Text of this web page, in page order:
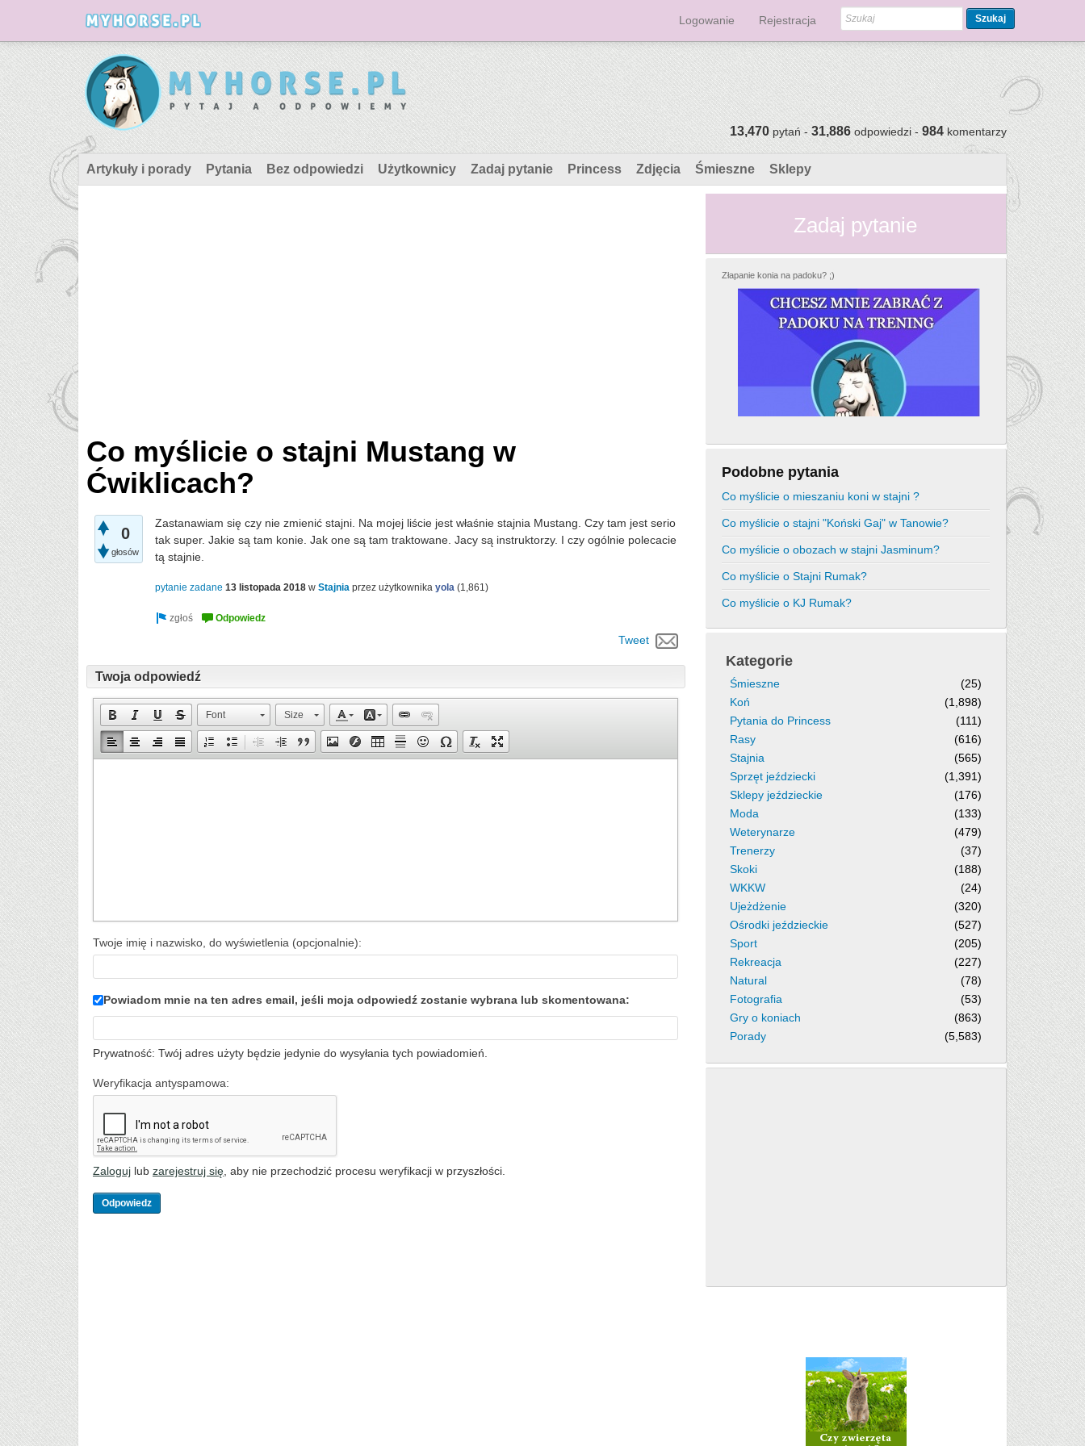
Logowanie Rejestracja Szukaj
13,470pytań -31,886odpowiedzi -984komentarzy
Artykuły i porady Pytania Bez odpowiedzi Użytkownicy Zadaj pytanie Princess Zdjęcia Śmieszne Sklepy
Co myślicie o stajni Mustang w
Ćwiklicach?
0
głosów
Zastanawiam się czy nie zmienić stajni. Na mojej liście jest właśnie stajnia Mustang. Czy tam jest serio
tak super. Jakie są tam konie. Jak one są tam traktowane. Jacy są instruktorzy. I czy ogólnie polecacie
tą stajnie.
pytanie zadane 13 listopada 2018 w Stajnia przez użytkownika yola (1,861)
Tweet
Twoja odpowiedź
Font Size
Twoje imię i nazwisko, do wyświetlenia (opcjonalnie):
Powiadom mnie na ten adres email, jeśli moja odpowiedź zostanie wybrana lub skomentowana:
Prywatność: Twój adres użyty będzie jedynie do wysyłania tych powiadomień.
Weryfikacja antyspamowa:
Zaloguj lub zarejestruj się , aby nie przechodzić procesu weryfikacji w przyszłości.
Zadaj pytanie
Złapanie konia na padoku? ;)
Podobne pytania
Co myślicie o mieszaniu koni w stajni ?
Co myślicie o stajni "Koński Gaj" w Tanowie?
Co myślicie o obozach w stajni Jasminum?
Co myślicie o Stajni Rumak?
Co myślicie o KJ Rumak?
Kategorie
Śmieszne
(25)
Koń
(1,898)
Pytania do Princess
(111)
Rasy
(616)
Stajnia
(565)
Sprzęt jeździecki
(1,391)
Sklepy jeździeckie
(176)
Moda
(133)
Weterynarze
(479)
Trenerzy
(37)
Skoki
(188)
WKKW
(24)
Ujeżdżenie
(320)
Ośrodki jeździeckie
(527)
Sport
(205)
Rekreacja
(227)
Natural
(78)
Fotografia
(53)
Gry o koniach
(863)
Porady
(5,583)